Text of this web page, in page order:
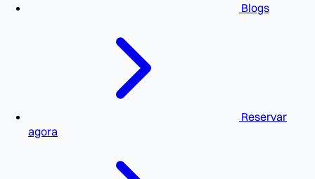
Blogs
Reservar
agora